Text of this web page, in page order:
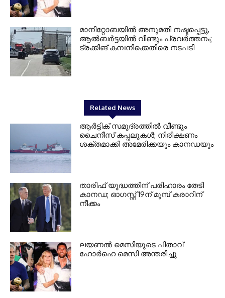
മാനിറ്റോബയിൽ അനുമതി നഷ്ടപ്പെട്ടു,
ആൽബർട്ടയിൽ വീണ്ടും പ്രവർത്തനം;
ട്രക്കിങ് കമ്പനിക്കെതിരെ നടപടി
Related News
ആർട്ടിക് സമുദ്രത്തിൽ വീണ്ടും
ചൈനീസ് കപ്പലുകൾ; നിരീക്ഷണം
ശക്തമാക്കി അമേരിക്കയും കാനഡയും
താരിഫ് യുദ്ധത്തിന് പരിഹാരം തേടി
കാനഡ; ഓഗസ്റ്റ് 19ന് മുമ്പ് കരാറിന്
നീക്കം
ലയണൽ മെസിയുടെ പിതാവ്
ഹോർഹെ മെസി അന്തരിച്ചു